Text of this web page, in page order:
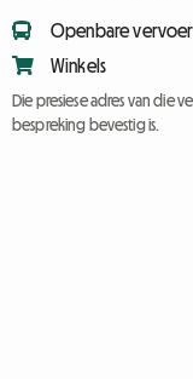
Openbare vervoer
Winkels
Die presiese adres van die
bespreking bevestig is.